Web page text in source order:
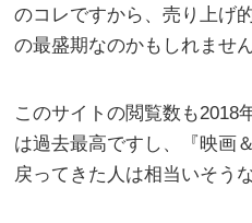
のコレですから、売り上げ
の最盛期なのかもしれません
このサイトの閲覧数も2018
は過去最高ですし、『映画
戻ってきた人は相当いそう